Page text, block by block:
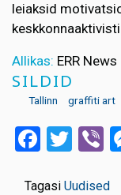
leiaksid
Allikas: ERR News
SILDID
Tallinn graffiti art
Tagasi Uudised